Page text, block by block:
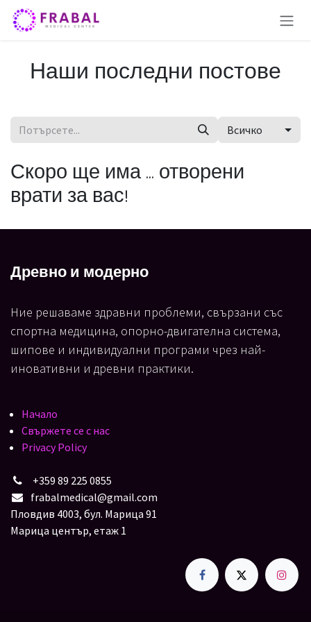
Преминете към съдържание
Наши последни постове
Всичко
Скоро ще има ... отворени
врати за вас!
Древно и модерно
Ние решаваме здравни проблеми, свързани със
спортна медицина, опорно-двигателна система,
шипове и индивидуални програми чрез най-
иновативни и древни практики.
Начало
Свържете се с нас
Privacy Policy
+359 89 225 0855
frabalmedical@gmail.com
Пловдив 4003, бул. Марица 91
Марица център, етаж 1